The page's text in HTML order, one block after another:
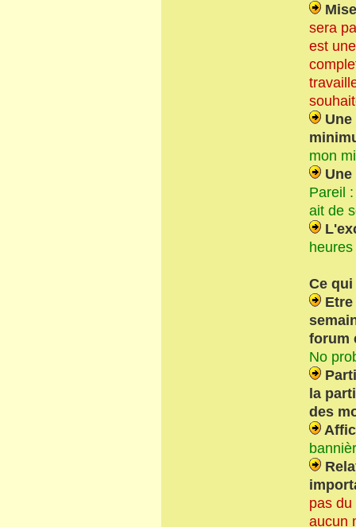
sera
est
Une
mon
Une
Pareil
ait de
Ce
Etre
forum
No
la
des
pas
aucun